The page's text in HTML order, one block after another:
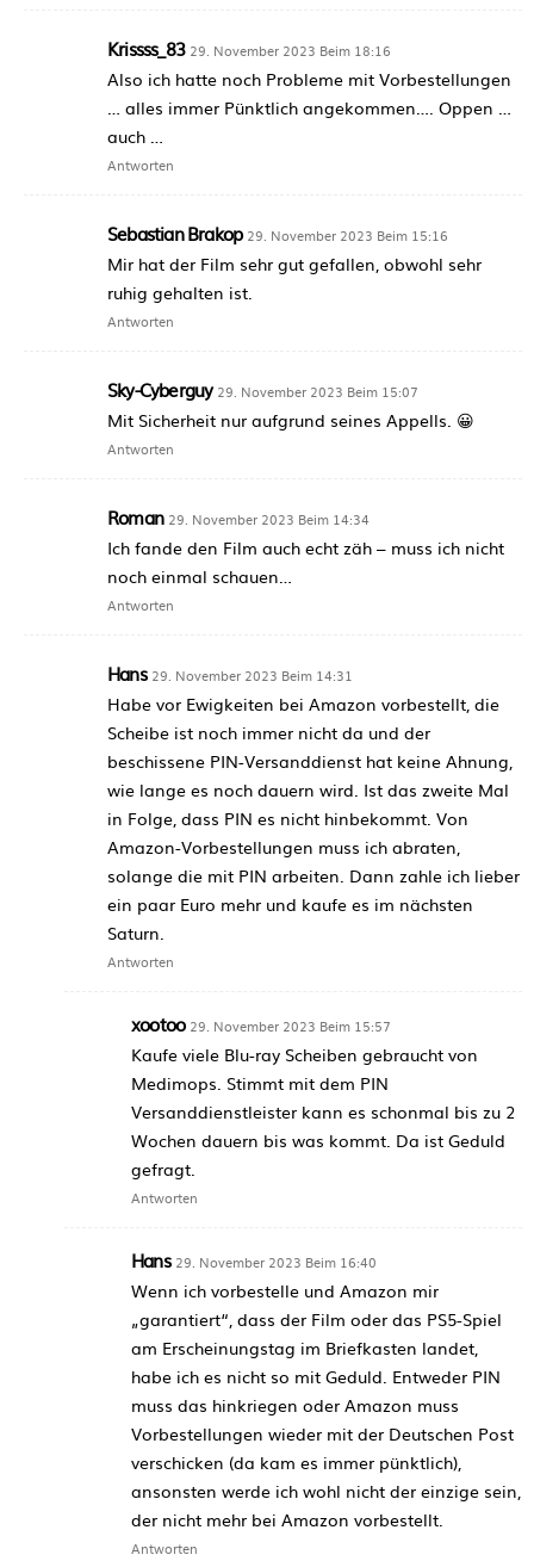
Krissss_83 29. November 2023 Beim 18:16
Also ich hatte noch Probleme mit Vorbestellungen
… alles immer Pünktlich angekommen…. Oppen …
auch …
Antworten
Sebastian Brakop 29. November 2023 Beim 15:16
Mir hat der Film sehr gut gefallen, obwohl sehr
ruhig gehalten ist.
Antworten
Sky-Cyberguy 29. November 2023 Beim 15:07
Mit Sicherheit nur aufgrund seines Appells. 😀
Antworten
Roman 29. November 2023 Beim 14:34
Ich fande den Film auch echt zäh – muss ich nicht
noch einmal schauen…
Antworten
Hans 29. November 2023 Beim 14:31
Habe vor Ewigkeiten bei Amazon vorbestellt, die
Scheibe ist noch immer nicht da und der
beschissene PIN-Versanddienst hat keine Ahnung,
wie lange es noch dauern wird. Ist das zweite Mal
in Folge, dass PIN es nicht hinbekommt. Von
Amazon-Vorbestellungen muss ich abraten,
solange die mit PIN arbeiten. Dann zahle ich lieber
ein paar Euro mehr und kaufe es im nächsten
Saturn.
Antworten
xootoo 29. November 2023 Beim 15:57
Kaufe viele Blu-ray Scheiben gebraucht von
Medimops. Stimmt mit dem PIN
Versanddienstleister kann es schonmal bis zu 2
Wochen dauern bis was kommt. Da ist Geduld
gefragt.
Antworten
Hans 29. November 2023 Beim 16:40
Wenn ich vorbestelle und Amazon mir
„garantiert“, dass der Film oder das PS5-Spiel
am Erscheinungstag im Briefkasten landet,
habe ich es nicht so mit Geduld. Entweder PIN
muss das hinkriegen oder Amazon muss
Vorbestellungen wieder mit der Deutschen Post
verschicken (da kam es immer pünktlich),
ansonsten werde ich wohl nicht der einzige sein,
der nicht mehr bei Amazon vorbestellt.
Antworten